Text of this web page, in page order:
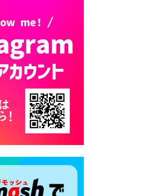
日 令和8年度
企業団職員採用
日 マイナンバー
伴う休日および
の案内
日 令和８年度
パスポート事
日 卜仙の郷 お
時間のお知らせ
日 バス経路検索